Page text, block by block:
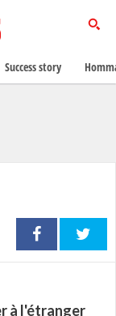
à l'étranger
Success story